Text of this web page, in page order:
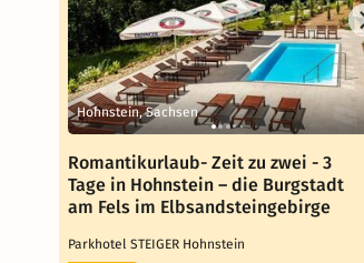
Hohnstein, Sachsen
Romantikurlaub- Zeit zu zwei - 3
Tage in Hohnstein – die Burgstadt
am Fels im Elbsandsteingebirge
Parkhotel STEIGER Hohnstein